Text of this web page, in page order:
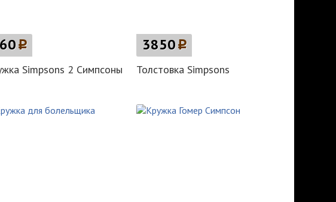
p
Simpsons 2 Симпсоны
3850p
Толстовка Simpsons